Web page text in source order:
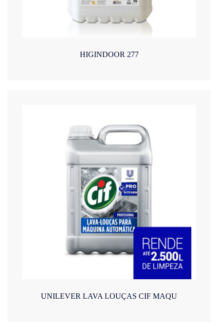
HIGINDOOR 277
UNILEVER LAVA LOUÇAS CIF MAQU